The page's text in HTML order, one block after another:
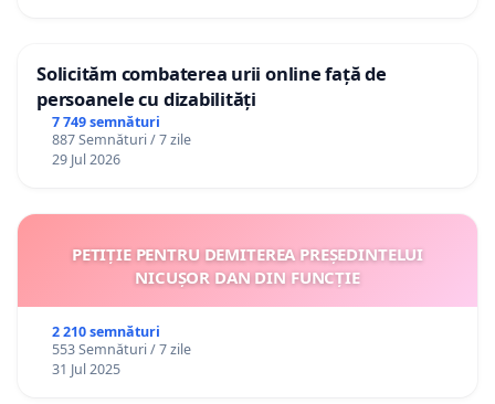
Solicităm combaterea urii online față de
persoanele cu dizabilități
7 749 semnături
887 Semnături / 7 zile
29 Jul 2026
PETIȚIE PENTRU DEMITEREA PREȘEDINTELUI
NICUȘOR DAN DIN FUNCȚIE
2 210 semnături
553 Semnături / 7 zile
31 Jul 2025